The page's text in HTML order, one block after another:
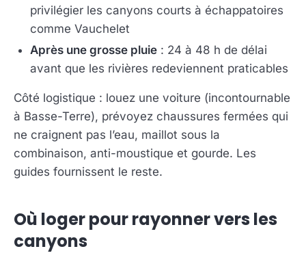
privilégier les canyons courts à échappatoires
comme Vauchelet
Après une grosse pluie : 24 à 48 h de délai
avant que les rivières redeviennent praticables
Côté logistique : louez une voiture (incontournable
à Basse-Terre), prévoyez chaussures fermées qui
ne craignent pas l’eau, maillot sous la
combinaison, anti-moustique et gourde. Les
guides fournissent le reste.
Où loger pour rayonner vers les
canyons